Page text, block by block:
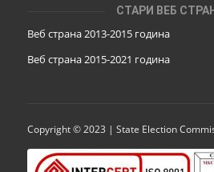
СТАРИ ВЕБ
Веб страна 2013-2015 година
Веб страна 2015-2021 година
Copyright © 2023 | State Election